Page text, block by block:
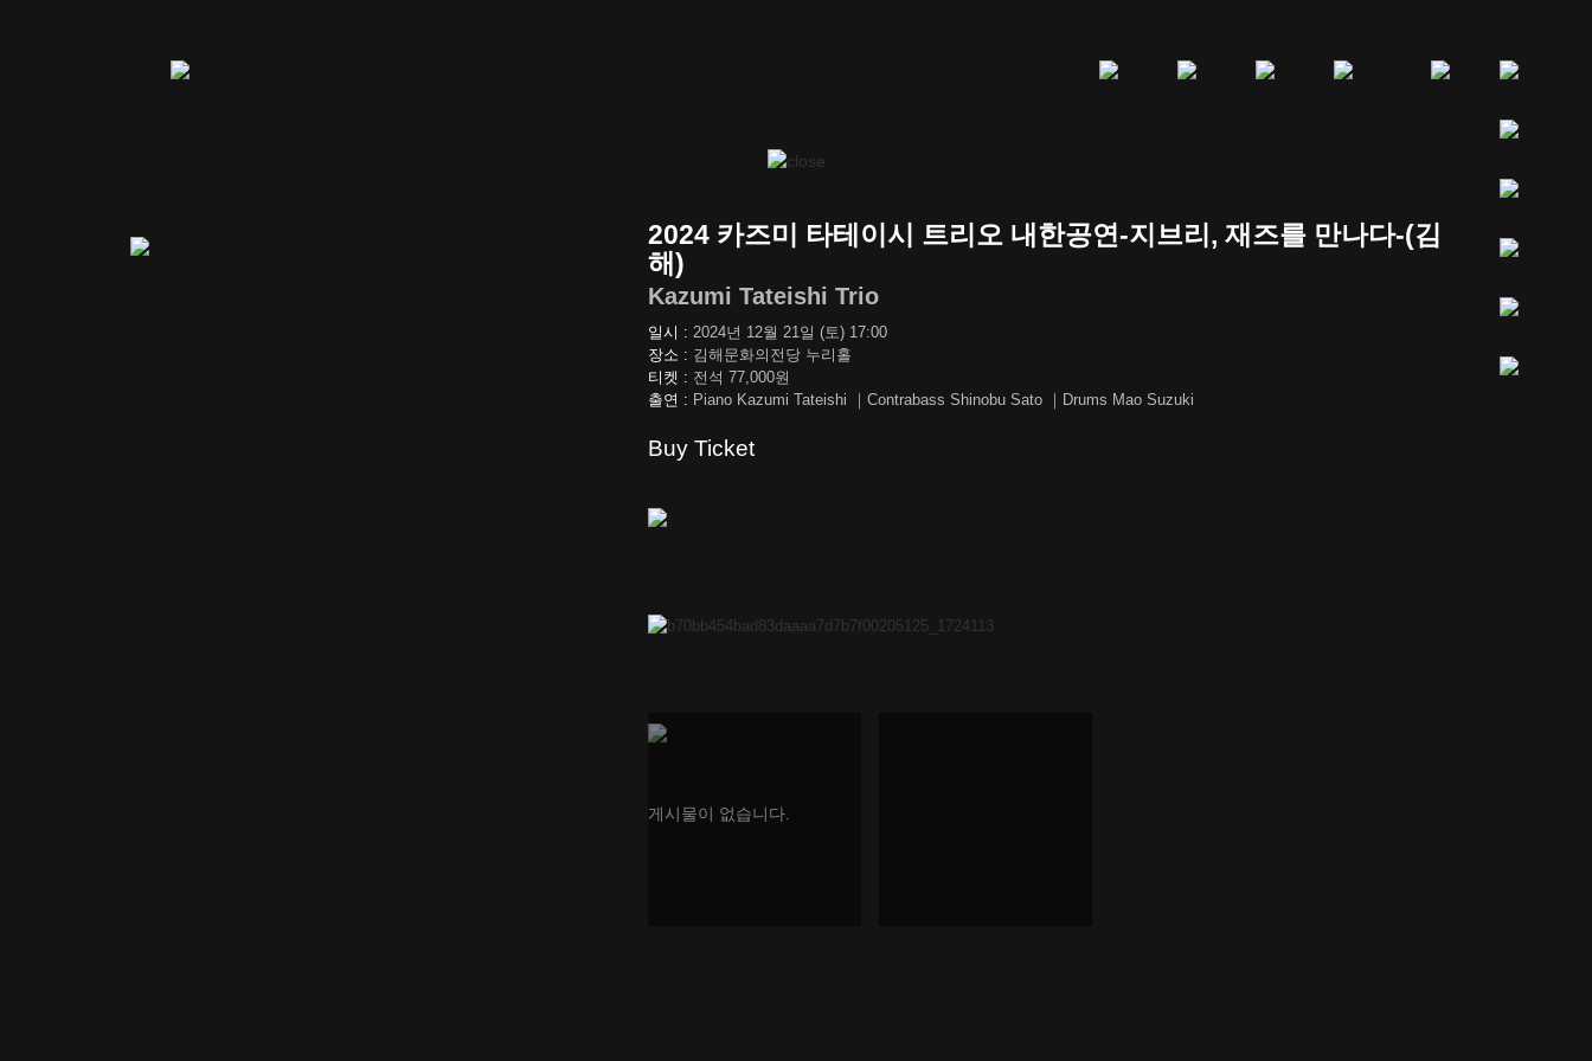
2024 카즈미 타테이시 트리오 내한공연-지브리, 재즈를 만나다-(김
해)
Kazumi Tateishi Trio
일시 : 2024년 12월 21일 (토) 17:00
장소 : 김해문화의전당 누리홀
티켓 : 전석 77,000원
출연 : Piano Kazumi Tateishi ｜Contrabass Shinobu Sato ｜Drums Mao Suzuki
Buy Ticket
게시물이 없습니다.